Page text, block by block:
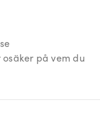
på vem du